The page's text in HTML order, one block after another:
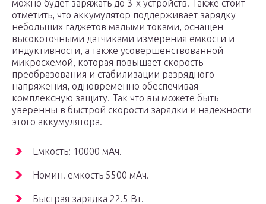
можно будет заряжать до 3-х устройств. Также стоит
отметить, что аккумулятор поддерживает зарядку
небольших гаджетов малыми токами, оснащен
высокоточными датчиками измерения емкости и
индуктивности, а также усовершенствованной
микросхемой, которая повышает скорость
преобразования и стабилизации разрядного
напряжения, одновременно обеспечивая
комплексную защиту. Так что вы можете быть
уверенны в быстрой скорости зарядки и надежности
этого аккумулятора.
Емкость: 10000 мАч.
Номин. емкость 5500 мАч.
Быстрая зарядка 22.5 Вт.